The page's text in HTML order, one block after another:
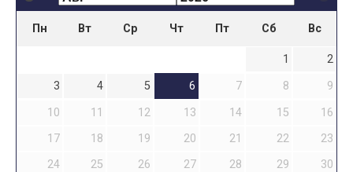
Пн Вт Ср Чт Пт Сб Вс
1
2
3
4 5 6 7 8
9
10
11 12 13 14 15
16
17
18 19 20 21 22
23
24
25 26 27 28 29
30